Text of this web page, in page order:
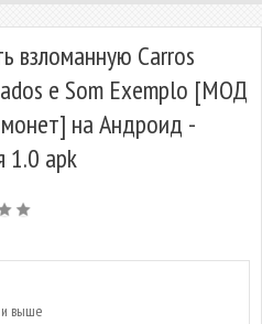
взломанную Carros
e Som Exemplo [МОД
на Андроид -
1.0 apk
и выше